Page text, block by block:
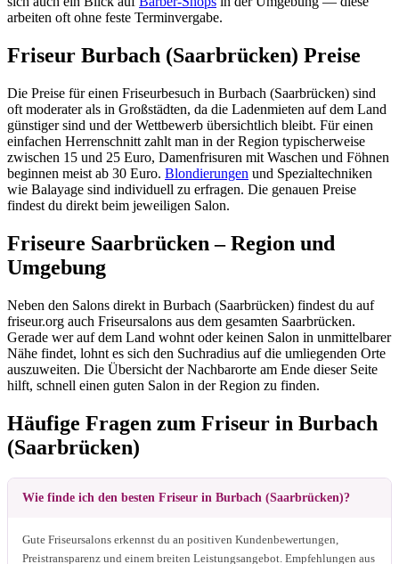
arbeiten oft ohne feste Terminvergabe.
Friseur Burbach (Saarbrücken) Preise
Die Preise für einen Friseurbesuch in Burbach (Saarbrücken) sind
oft moderater als in Großstädten, da die Ladenmieten auf dem Land
günstiger sind und der Wettbewerb übersichtlich bleibt. Für einen
einfachen Herrenschnitt zahlt man in der Region typischerweise
zwischen 15 und 25 Euro, Damenfrisuren mit Waschen und Föhnen
beginnen meist ab 30 Euro. Blondierungen und Spezialtechniken
wie Balayage sind individuell zu erfragen. Die genauen Preise
findest du direkt beim jeweiligen Salon.
Friseure Saarbrücken – Region und
Umgebung
Neben den Salons direkt in Burbach (Saarbrücken) findest du auf
friseur.org auch Friseursalons aus dem gesamten Saarbrücken.
Gerade wer auf dem Land wohnt oder keinen Salon in unmittelbarer
Nähe findet, lohnt es sich den Suchradius auf die umliegenden Orte
auszuweiten. Die Übersicht der Nachbarorte am Ende dieser Seite
hilft, schnell einen guten Salon in der Region zu finden.
Häufige Fragen zum Friseur in Burbach
(Saarbrücken)
Wie finde ich den besten Friseur in Burbach (Saarbrücken)?
Gute Friseursalons erkennst du an positiven Kundenbewertungen,
Preistransparenz und einem breiten Leistungsangebot. Empfehlungen aus